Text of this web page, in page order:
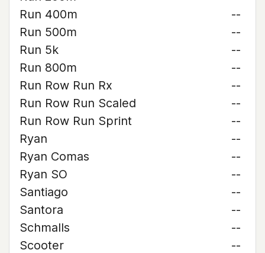
Run 400m
--
Run 500m
--
Run 5k
--
Run 800m
--
Run Row Run Rx
--
Run Row Run Scaled
--
Run Row Run Sprint
--
Ryan
--
Ryan Comas
--
Ryan SO
--
Santiago
--
Santora
--
Schmalls
--
Scooter
--